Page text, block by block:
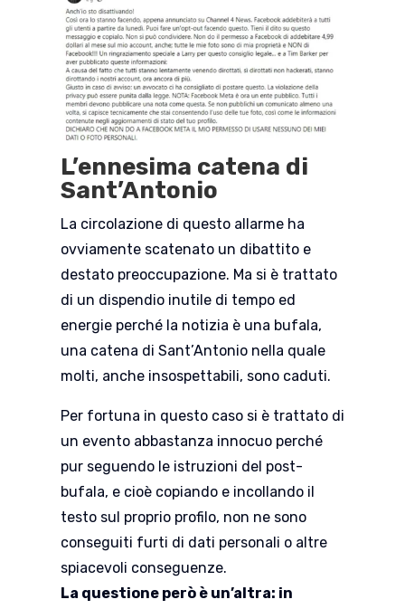
L’ennesima catena di
Sant’Antonio
La circolazione di questo allarme ha
ovviamente scatenato un dibattito e
destato preoccupazione. Ma si è trattato
di un dispendio inutile di tempo ed
energie perché la notizia è una bufala,
una catena di Sant’Antonio nella quale
molti, anche insospettabili, sono caduti.
Per fortuna in questo caso si è trattato di
un evento abbastanza innocuo perché
pur seguendo le istruzioni del post-
bufala, e cioè copiando e incollando il
testo sul proprio profilo, non ne sono
conseguiti furti di dati personali o altre
spiacevoli conseguenze.
La questione però è un’altra: in